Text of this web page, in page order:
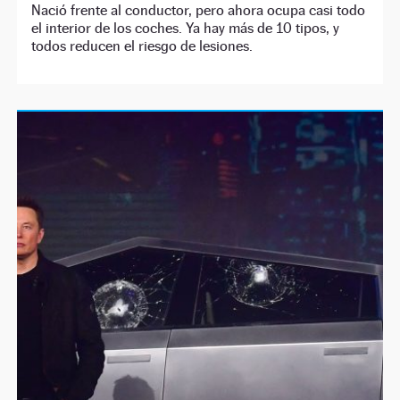
Nació frente al conductor, pero ahora ocupa casi todo
el interior de los coches. Ya hay más de 10 tipos, y
todos reducen el riesgo de lesiones.